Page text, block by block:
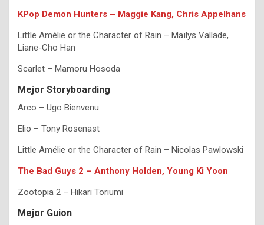
KPop Demon Hunters – Maggie Kang, Chris Appelhans
Little Amélie or the Character of Rain – Maïlys Vallade,
Liane-Cho Han
Scarlet – Mamoru Hosoda
Mejor Storyboarding
Arco – Ugo Bienvenu
Elio – Tony Rosenast
Little Amélie or the Character of Rain – Nicolas Pawlowski
The Bad Guys 2 – Anthony Holden, Young Ki Yoon
Zootopia 2 – Hikari Toriumi
Mejor Guion